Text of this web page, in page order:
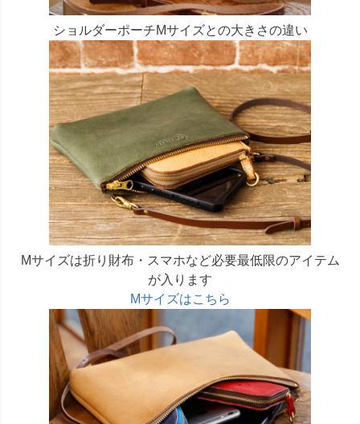
ショルダーポーチMサイズとの大きさの違い
Mサイズは折り財布・スマホなど必要最低限のアイテム
が入ります
Mサイズはこちら